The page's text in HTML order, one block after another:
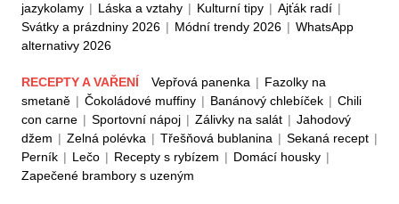
jazykolamy | Láska a vztahy | Kulturní tipy | Ajťák radí |
Svátky a prázdniny 2026 | Módní trendy 2026 | WhatsApp
alternativy 2026
RECEPTY A VAŘENÍ Vepřová panenka | Fazolky na
smetaně | Čokoládové muffiny | Banánový chlebíček | Chili
con carne | Sportovní nápoj | Zálivky na salát | Jahodový
džem | Zelná polévka | Třešňová bublanina | Sekaná recept |
Perník | Lečo | Recepty s rybízem | Domácí housky |
Zapečené brambory s uzeným